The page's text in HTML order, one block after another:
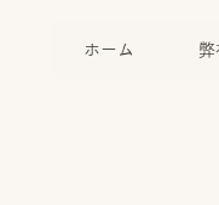
ホーム 弊